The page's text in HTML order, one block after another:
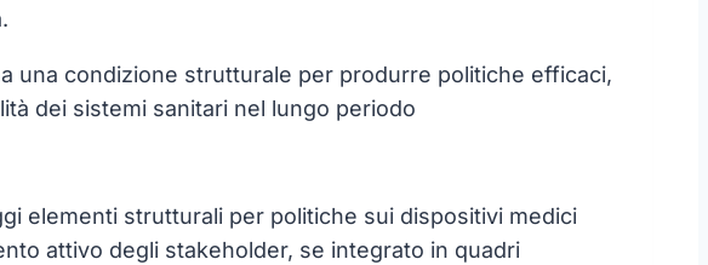
una condizione strutturale per produrre politiche efficaci,
dei sistemi sanitari nel lungo periodo
elementi strutturali per politiche sui dispositivi medici
attivo degli stakeholder, se integrato in quadri